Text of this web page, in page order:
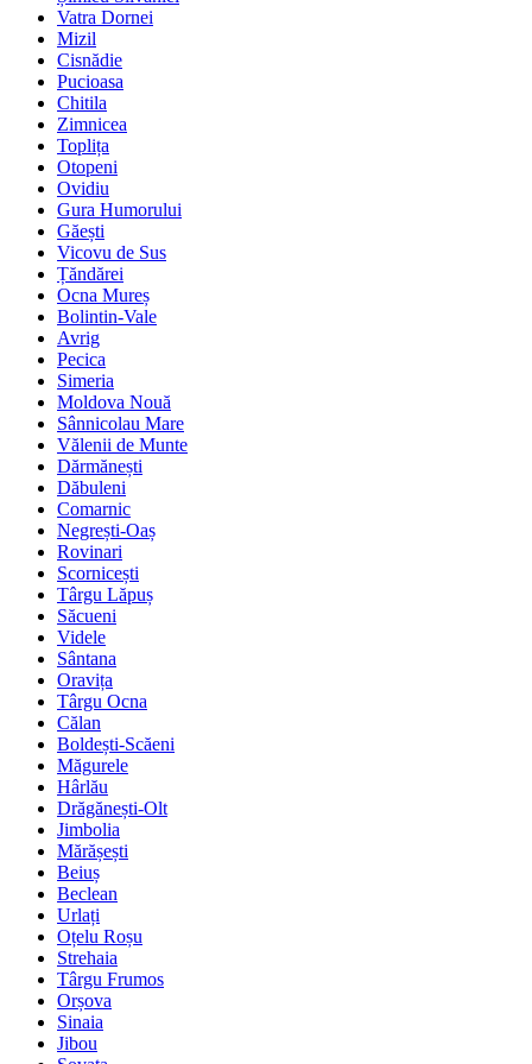
Vatra Dornei
Mizil
Cisnădie
Pucioasa
Chitila
Zimnicea
Toplița
Otopeni
Ovidiu
Gura Humorului
Găești
Vicovu de Sus
Țăndărei
Ocna Mureș
Bolintin-Vale
Avrig
Pecica
Simeria
Moldova Nouă
Sânnicolau Mare
Vălenii de Munte
Dărmănești
Dăbuleni
Comarnic
Negrești-Oaș
Rovinari
Scornicești
Târgu Lăpuș
Săcueni
Videle
Sântana
Oravița
Târgu Ocna
Călan
Boldești-Scăeni
Măgurele
Hârlău
Drăgănești-Olt
Jimbolia
Mărășești
Beiuș
Beclean
Urlați
Oțelu Roșu
Strehaia
Târgu Frumos
Orșova
Sinaia
Jibou